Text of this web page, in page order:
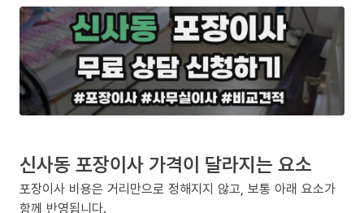
신사동 포장이사 가격이 달라지는 요소
포장이사 비용은 거리만으로 정해지지 않고, 보통 아래 요소가
함께 반영됩니다.